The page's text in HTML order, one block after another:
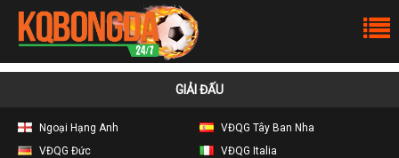
GIẢI ĐẤU
Ngoại Hạng Anh
VĐQG Tây Ban Nha
VĐQG Đức
VĐQG Italia